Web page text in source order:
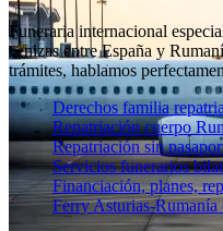
Funeraria internacional
cenizas entre España y
trámites, hablamos
Derechos familia
Repatriación cuerpo
Repatriación sin
Servicios funerarios
Financiación, planes,
Ferry Asturias-Rumanía